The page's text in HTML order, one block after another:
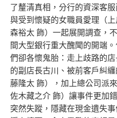
了釐清真相，分行的資深客服
與受到懷疑的女職員愛理（
森裕太 飾）一起展開調查，
間大型銀行重大醜聞的開端
們卻各懷鬼胎：走上歧路的
的副店長古川、被前客戶糾
藤隆太 飾），加上總公司派
佐木藏之介 飾）讓事件更加
突然失蹤，隱藏在現金遺失